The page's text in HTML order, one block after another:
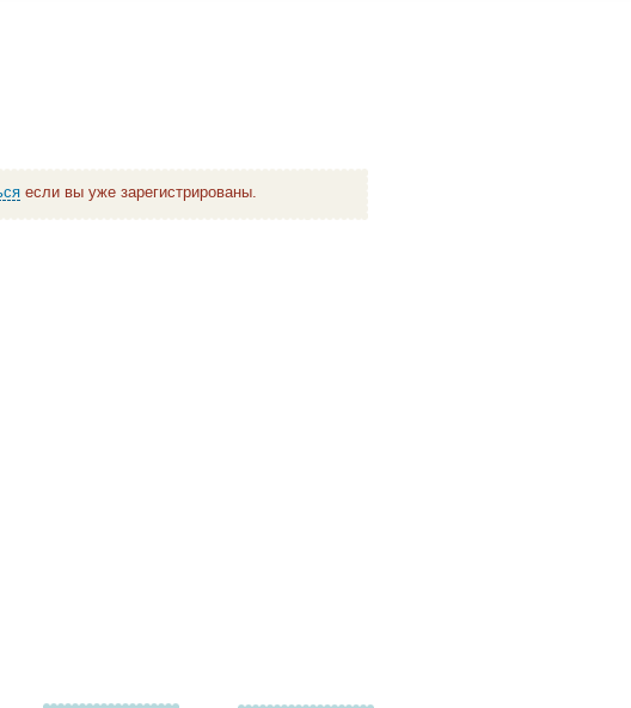
если вы уже зарегистрированы.